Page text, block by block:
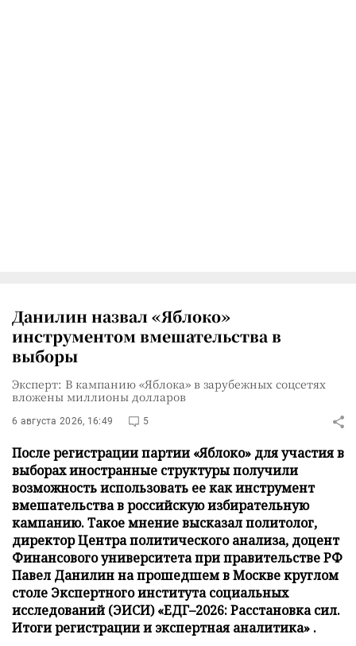
Данилин назвал «Яблоко»
инструментом вмешательства в
выборы
Эксперт: В кампанию «Яблока» в зарубежных соцсетях
вложены миллионы долларов
6 августа 2026, 16:49 5
После регистрации партии «Яблоко» для участия в
выборах иностранные структуры получили
возможность использовать ее как инструмент
вмешательства в российскую избирательную
кампанию. Такое мнение высказал политолог,
директор Центра политического анализа, доцент
Финансового университета при правительстве РФ
Павел Данилин на прошедшем в Москве круглом
столе Экспертного института социальных
исследований (ЭИСИ) «ЕДГ–2026: Расстановка сил.
Итоги регистрации и экспертная аналитика» .